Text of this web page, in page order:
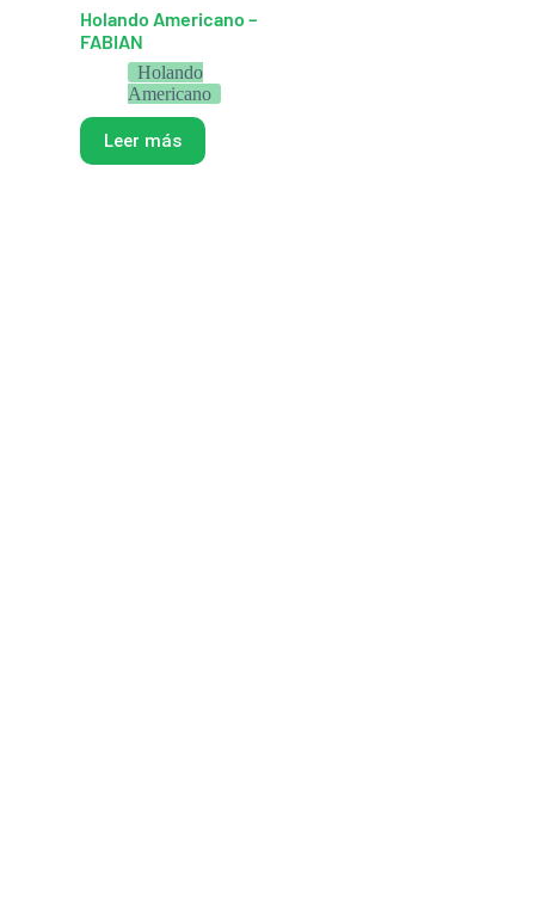
Holando Americano –
FABIAN
Holando
Americano
Leer más